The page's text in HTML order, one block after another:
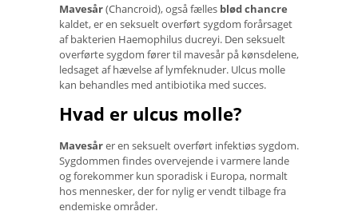
Mavesår(Chancroid), også fælles blød chancre
kaldet, er en seksuelt overført sygdom forårsaget
af bakterien Haemophilus ducreyi. Den seksuelt
overførte sygdom fører til mavesår på kønsdelene,
ledsaget af hævelse af lymfeknuder. Ulcus molle
kan behandles med antibiotika med succes.
Hvad er ulcus molle?
Mavesårer en seksuelt overført infektiøs sygdom.
Sygdommen findes overvejende i varmere lande
og forekommer kun sporadisk i Europa, normalt
hos mennesker, der for nylig er vendt tilbage fra
endemiske områder.